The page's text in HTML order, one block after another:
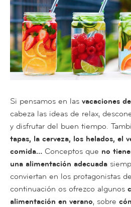
Si pensamos en las vacaciones
cabeza las ideas de relax,
y disfrutar del buen tiempo.
tapas, la cerveza, los helados, el
comida… Conceptos que no
una alimentación adecuada
conviertan en los protagonistas
continuación os ofrezco algunos
alimentación en verano, sobre